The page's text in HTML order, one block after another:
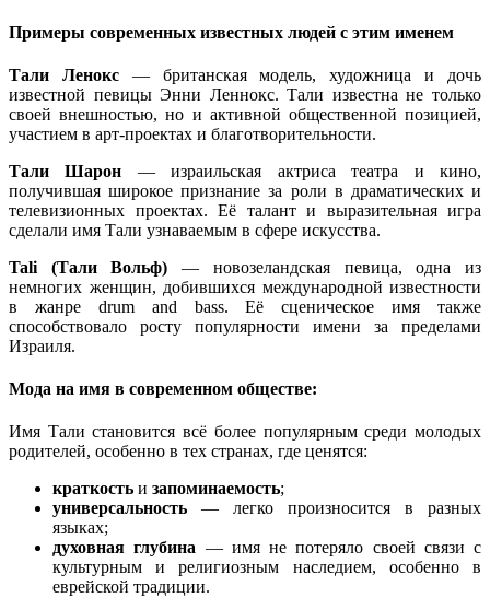
Примеры современных известных людей с этим именем
Тали Ленокс— британская модель, художница и дочь
известной певицы Энни Леннокс. Тали известна не только
своей внешностью, но и активной общественной позицией,
участием в арт-проектах и благотворительности.
Тали Шарон — израильская актриса театра и кино,
получившая широкое признание за роли в драматических и
телевизионных проектах. Её талант и выразительная игра
сделали имя Тали узнаваемым в сфере искусства.
Tali (Тали Вольф) — новозеландская певица, одна из
немногих женщин, добившихся международной известности
в жанре drum and bass. Её сценическое имя также
способствовало росту популярности имени за пределами
Израиля.
Мода на имя в современном обществе:
Имя Тали становится всё более популярным среди молодых
родителей, особенно в тех странах, где ценятся:
краткость и запоминаемость;
универсальность — легко произносится в разных
языках;
духовная глубина — имя не потеряло своей связи с
культурным и религиозным наследием, особенно в
еврейской традиции.